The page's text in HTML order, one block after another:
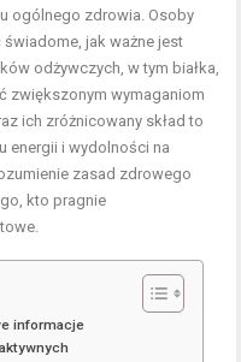
ogólnego zdrowia. Osoby
jak ważne jest
odżywczych, w tym białka,
zwiększonym wymaganiom
ich zróżnicowany skład to
energii i wydolności na
zasad zdrowego
kto pragnie
informacje